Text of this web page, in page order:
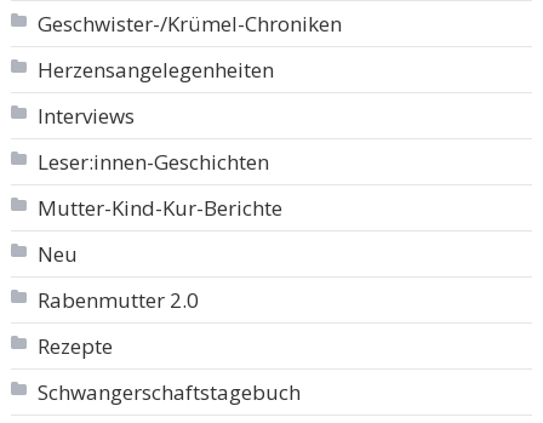
Geschwister-/Krümel-Chroniken
Herzensangelegenheiten
Interviews
Leser:innen-Geschichten
Mutter-Kind-Kur-Berichte
Neu
Rabenmutter 2.0
Rezepte
Schwangerschaftstagebuch